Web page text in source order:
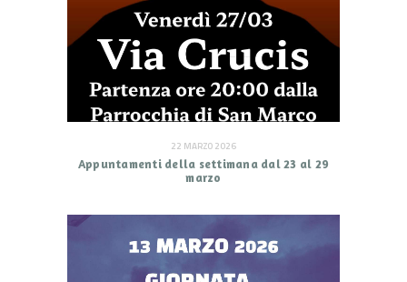
22 MARZO 2026
Appuntamenti della settimana dal 23 al 29
marzo